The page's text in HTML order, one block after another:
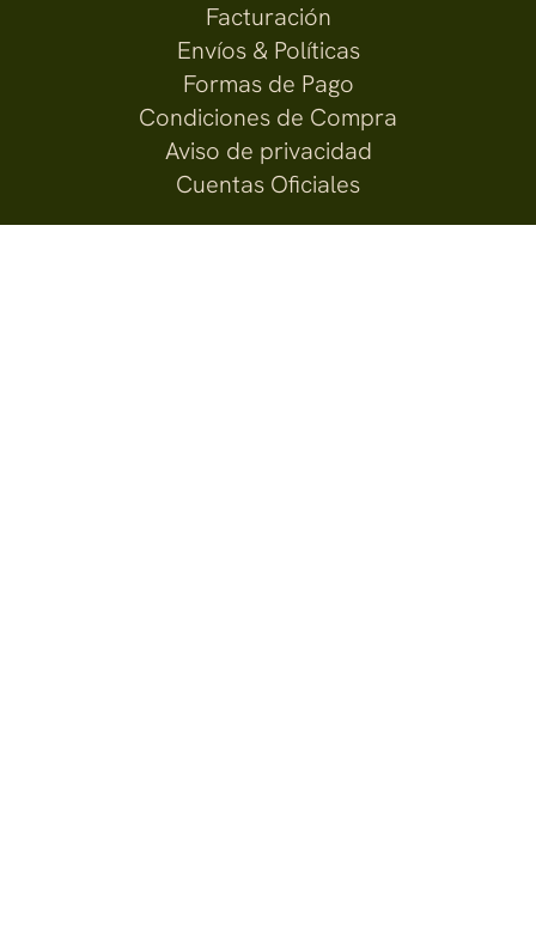
Facturación
Envíos & Políticas
Formas de Pago
Condiciones de Compra
Aviso de privacidad
Cuentas Oficiales